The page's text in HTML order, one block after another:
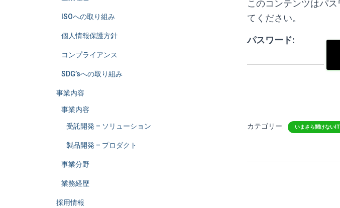
ISOへの取り組み
個人情報保護方針
コンプライアンス
SDG’sへの取り組み
事業内容
事業内容
受託開発 – ソリューション
製品開発 – プロダクト
事業分野
業務経歴
採用情報
このコンテンツはパ
てください。
パスワード:
カテゴリー: いまさら聞けない